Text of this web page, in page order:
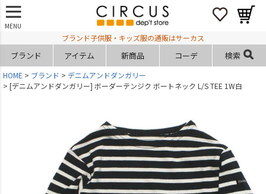
MENU
ブランド子供服・キッズ服の通販はサーカス
ブランド アイテム 新商品 コーデ 検索
HOME ブランド
デニムアンドダンガリー
[デニムアンドダンガリー] ボーダーテンジク ボートネック L/S TEE 1W白